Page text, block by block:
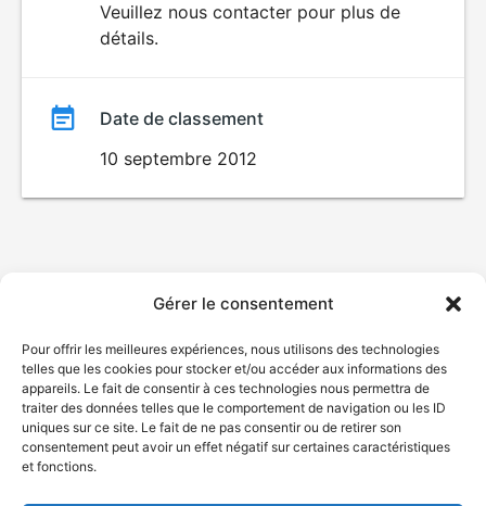
Gérer le consentement
Pour offrir les meilleures expériences, nous utilisons des technologies
telles que les cookies pour stocker et/ou accéder aux informations des
appareils. Le fait de consentir à ces technologies nous permettra de
traiter des données telles que le comportement de navigation ou les ID
uniques sur ce site. Le fait de ne pas consentir ou de retirer son
consentement peut avoir un effet négatif sur certaines caractéristiques
et fonctions.
Veuillez nous contacter pour plus de
détails.
Date de classement
10 septembre 2012